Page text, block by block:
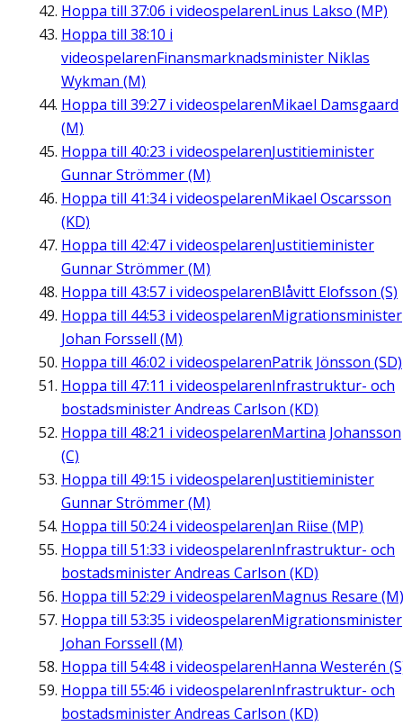
Hoppa till 37:06 i videospelarenLinus Lakso (MP)
Hoppa till 38:10 i
videospelarenFinansmarknadsminister Niklas
Wykman (M)
Hoppa till 39:27 i videospelarenMikael Damsgaard
(M)
Hoppa till 40:23 i videospelarenJustitieminister
Gunnar Strömmer (M)
Hoppa till 41:34i videospelarenMikael Oscarsson
(KD)
Hoppa till 42:47 i videospelarenJustitieminister
Gunnar Strömmer (M)
Hoppa till 43:57 i videospelarenBlåvitt Elofsson (S)
Hoppa till 44:53 i videospelarenMigrationsminister
Johan Forssell (M)
Hoppa till 46:02 i videospelarenPatrik Jönsson (SD)
Hoppa till 47:11 i videospelarenInfrastruktur- och
bostadsminister Andreas Carlson (KD)
Hoppa till 48:21 i videospelarenMartina Johansson
(C)
Hoppa till 49:15 i videospelarenJustitieminister
Gunnar Strömmer (M)
Hoppa till 50:24i videospelarenJan Riise (MP)
Hoppa till 51:33 i videospelarenInfrastruktur- och
bostadsminister Andreas Carlson (KD)
Hoppa till 52:29 i videospelarenMagnus Resare (M)
Hoppa till 53:35 i videospelarenMigrationsminister
Johan Forssell (M)
Hoppa till 54:48 i videospelarenHanna Westerén
Hoppa till 55:46 i videospelarenInfrastruktur- och
bostadsminister Andreas Carlson (KD)